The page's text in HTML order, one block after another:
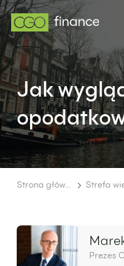
O nas
Oferta
Cennik
Strefa wiedzy
Kontakt
Jak
Strona główna
Prezes